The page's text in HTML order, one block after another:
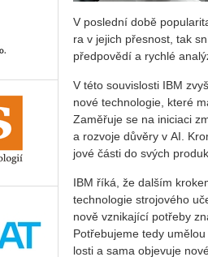
V po­sled­ní době
ra v je­jich přes­nost, tak
před­po­vě­dí a rych­lé
V této sou­vis­los­ti IBM
nové tech­no­lo­gie, které
Za­mě­řu­je se na ini­ci­a­ci
a roz­vo­je dů­vě­ry v AI.
jo­vé části do svých
IBM říká, že dal­ším
tech­no­lo­gie stro­jo­vé­ho
nově vzni­ka­jí­cí po­tře­by
Po­tře­bu­je­me tedy
los­ti a sama ob­je­vu­je